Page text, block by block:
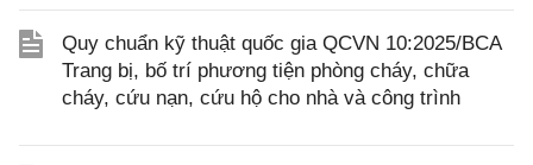
Quy chuẩn kỹ thuật quốc gia QCVN 10:2025/BCA
Trang bị, bố trí phương tiện phòng cháy, chữa
cháy, cứu nạn, cứu hộ cho nhà và công trình